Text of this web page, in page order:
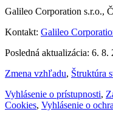
Galileo Corporation s.r.o.,
Kontakt: Galileo
Posledná aktualizácia: 6. 8.
Zmena vzhľadu, Štruktúra
Vyhlásenie o prístupnosti,
Cookies, Vyhlásenie o